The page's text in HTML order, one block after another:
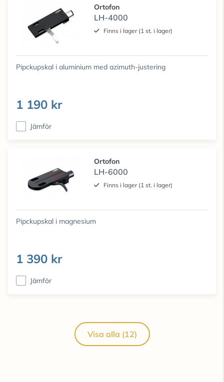
Ortofon
LH-4000
Finns i lager (1 st. i lager)
Pipckupskal i aluminium med azimuth-justering
1 190 kr
Jämför
Ortofon
LH-6000
Finns i lager (1 st. i lager)
Pipckupskal i magnesium
1 390 kr
Jämför
Visa alla (12)